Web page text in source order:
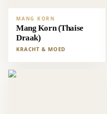
MANG KORN
Mang Korn (Thaise
Draak)
KRACHT & MOED